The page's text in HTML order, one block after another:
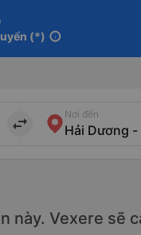
(*) info
import_export
Nơi đến
này. Vexere sẽ